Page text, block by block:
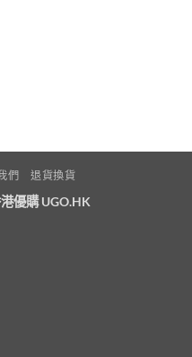
們 退貨換貨
優購 UGO.HK